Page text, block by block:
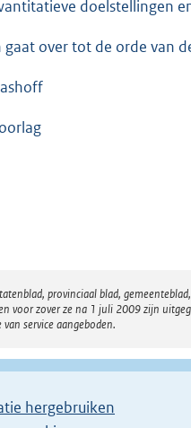
doelstellingen
gaat over tot de orde van
provinciaal blad,
voor zover ze na 1 juli 2009 zijn
service aangeboden.
hergebruiken